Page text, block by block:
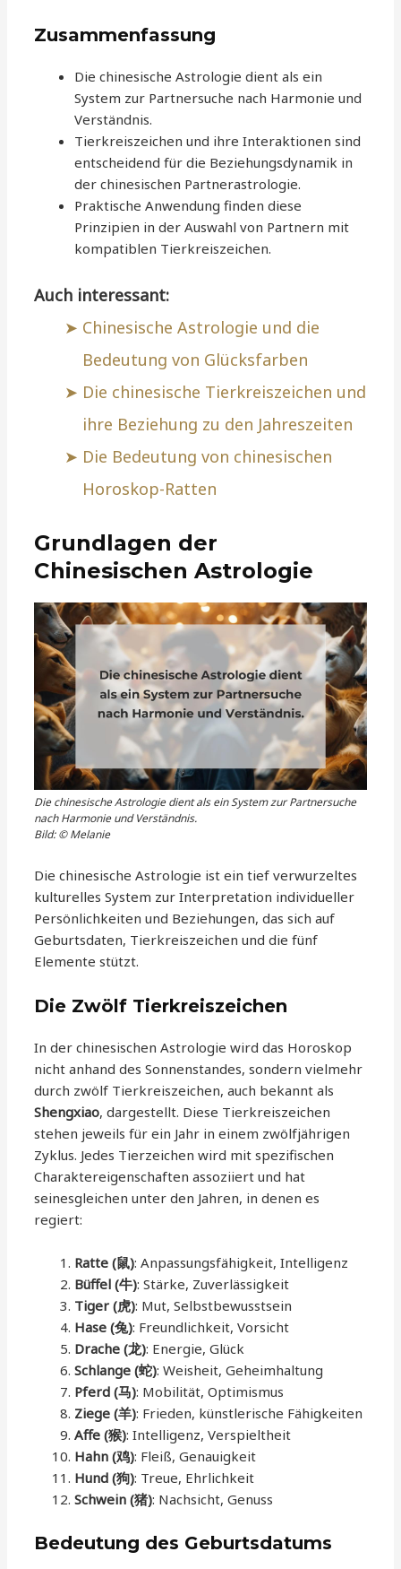
Zusammenfassung
Die chinesische Astrologie dient als ein
System zur Partnersuche nach Harmonie und
Verständnis.
Tierkreiszeichen und ihre Interaktionen sind
entscheidend für die Beziehungsdynamik in
der chinesischen Partnerastrologie.
Praktische Anwendung finden diese
Prinzipien in der Auswahl von Partnern mit
kompatiblen Tierkreiszeichen.
Auch interessant:
Chinesische Astrologie und die
Bedeutung von Glücksfarben
Die chinesische Tierkreiszeichen und
ihre Beziehung zu den Jahreszeiten
Die Bedeutung von chinesischen
Horoskop-Ratten
Grundlagen der
Chinesischen Astrologie
Die chinesische Astrologie dient als ein System zur Partnersuche
nach Harmonie und Verständnis.
Bild: © Melanie
Die chinesische Astrologie ist ein tief verwurzeltes
kulturelles System zur Interpretation individueller
Persönlichkeiten und Beziehungen, das sich auf
Geburtsdaten, Tierkreiszeichen und die fünf
Elemente stützt.
Die Zwölf Tierkreiszeichen
In der chinesischen Astrologie wird das Horoskop
nicht anhand des Sonnenstandes, sondern vielmehr
durch zwölf Tierkreiszeichen, auch bekannt als
Shengxiao, dargestellt. Diese Tierkreiszeichen
stehen jeweils für ein Jahr in einem zwölfjährigen
Zyklus. Jedes Tierzeichen wird mit spezifischen
Charaktereigenschaften assoziiert und hat
seinesgleichen unter den Jahren, in denen es
regiert:
Ratte (鼠): Anpassungsfähigkeit, Intelligenz
Büffel (牛): Stärke, Zuverlässigkeit
Tiger (虎): Mut, Selbstbewusstsein
Hase (兔): Freundlichkeit, Vorsicht
Drache (龙): Energie, Glück
Schlange (蛇): Weisheit, Geheimhaltung
Pferd (马): Mobilität, Optimismus
Ziege (羊): Frieden, künstlerische Fähigkeiten
Affe (猴): Intelligenz, Verspieltheit
Hahn (鸡): Fleiß, Genauigkeit
Hund (狗): Treue, Ehrlichkeit
Schwein (猪): Nachsicht, Genuss
Bedeutung des Geburtsdatums